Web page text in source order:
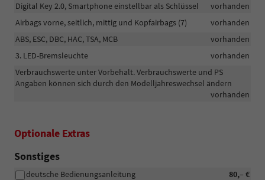
Digital Key 2.0, Smartphone einstellbar als Schlüssel
vorhanden
Airbags vorne, seitlich, mittig und Kopfairbags (7)
vorhanden
ABS, ESC, DBC, HAC, TSA, MCB
vorhanden
3. LED-Bremsleuchte
vorhanden
Verbrauchswerte unter Vorbehalt. Verbrauchswerte und PS
Angaben können sich durch den Modelljahreswechsel ändern
vorhanden
Optionale Extras
Sonstiges
80,– €
deutsche Bedienungsanleitung